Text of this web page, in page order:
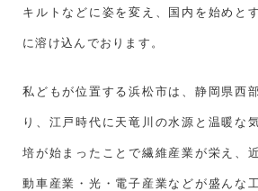
キルトなどに姿を変え、国内を始めと
に溶け込んでおります。
私どもが位置する浜松市は、静岡県西
り、江戸時代に天竜川の水源と温暖な
培が始まったことで繊維産業が栄え、
動車産業・光・電子産業などが盛んな